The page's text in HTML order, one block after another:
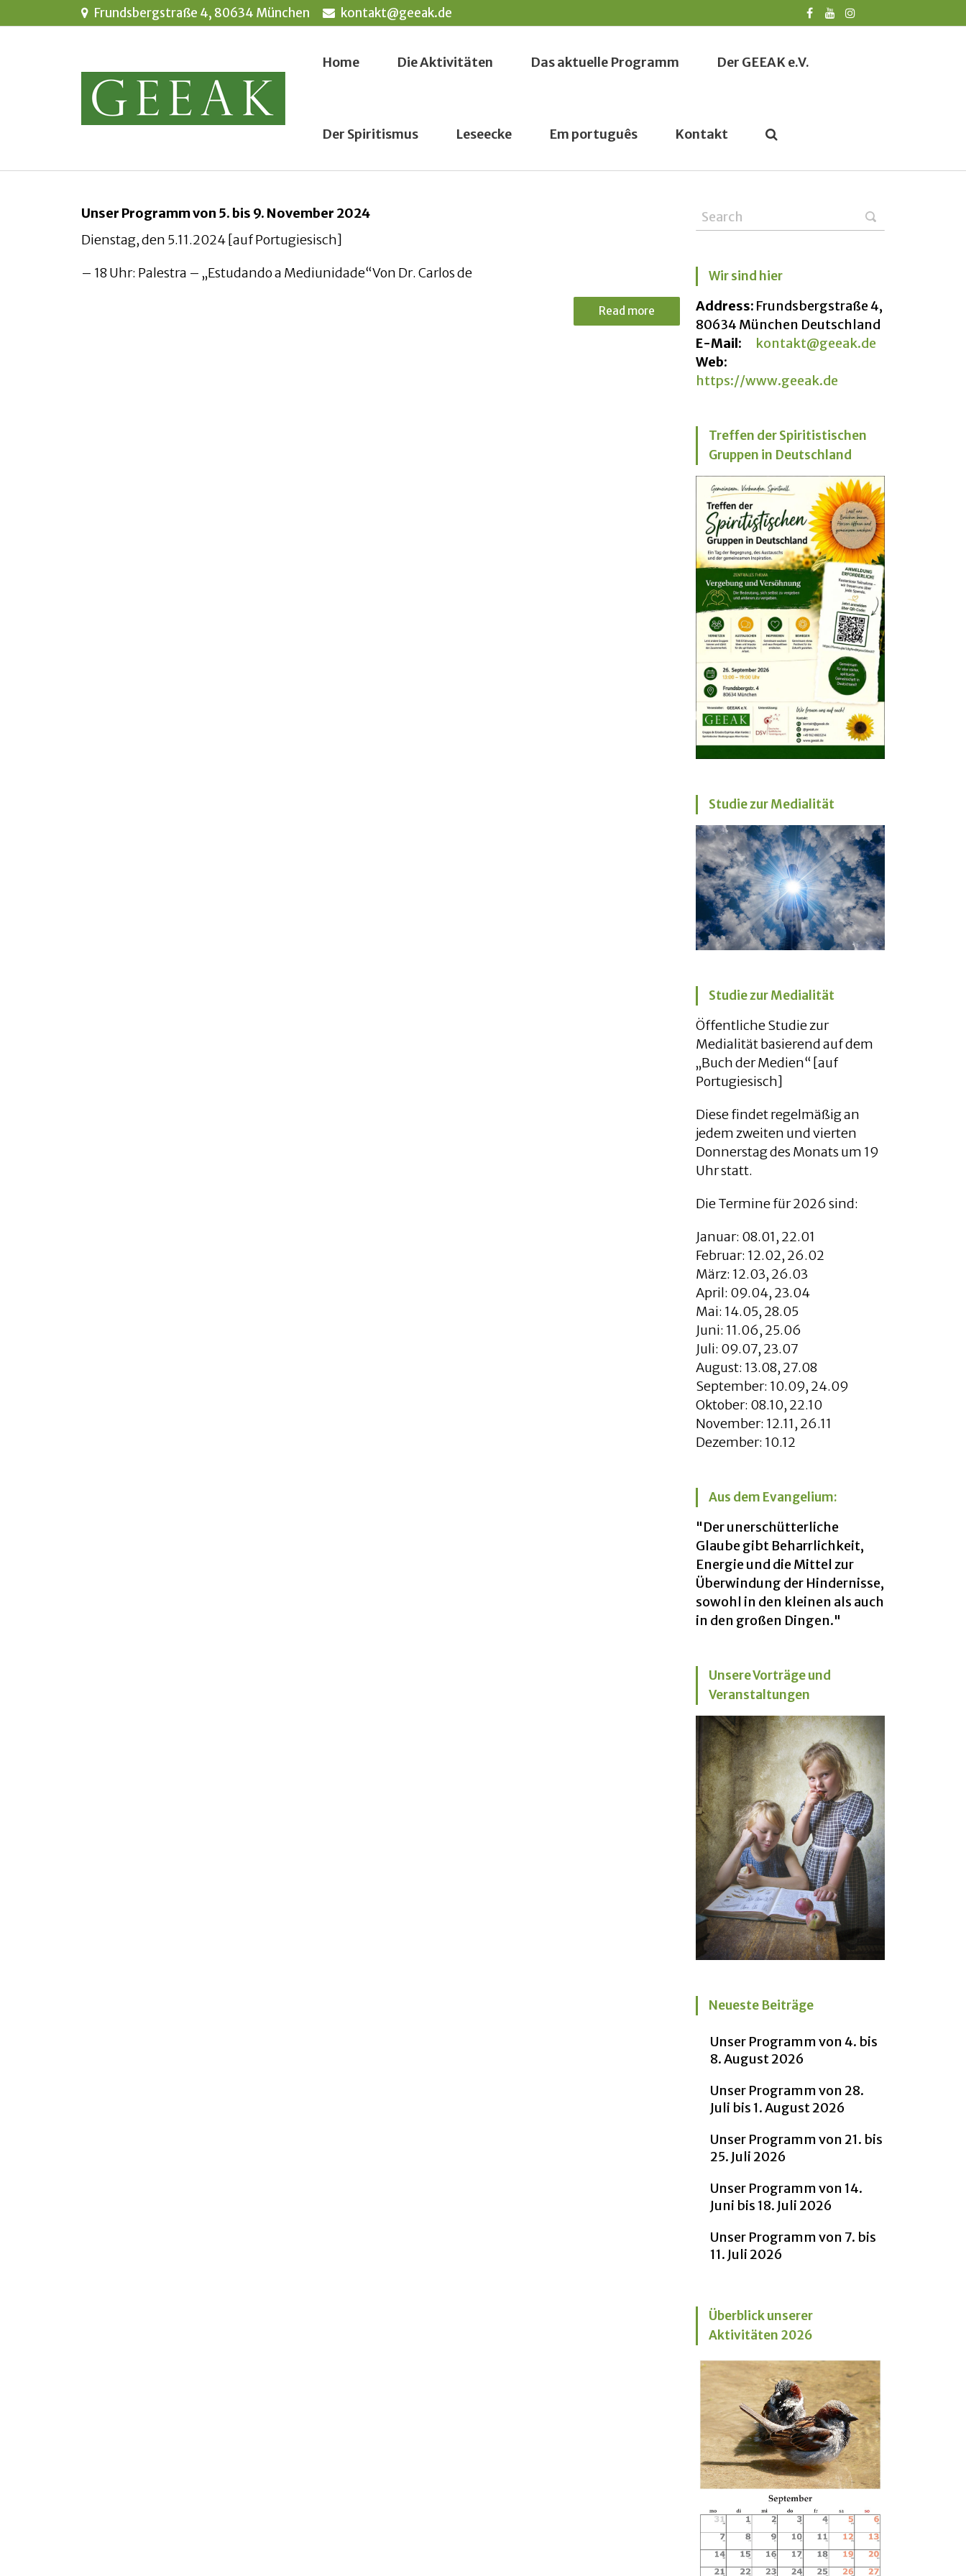
Frundsbergstraße 4, 80634 München kontakt@geeak.de
Home Die Aktivitäten Das aktuelle Programm Der GEEAK e.V.
Der Spiritismus Leseecke Em português Kontakt
Unser Programm von 5. bis 9. November 2024
Dienstag, den 5.11.2024 [auf Portugiesisch]
– 18 Uhr: Palestra – „Estudando a Mediunidade“Von Dr. Carlos de
Read more
Wir sind hier
Address: Frundsbergstraße 4,
80634 München Deutschland
E-Mail:
kontakt@geeak.de
Web:
https://www.geeak.de
Treffen der Spiritistischen
Gruppen in Deutschland
Studie zur Medialität
Studie zur Medialität
Öffentliche Studie zur
Medialität basierend auf dem
„Buch der Medien“ [auf
Portugiesisch]
Diese findet regelmäßig an
jedem zweiten und vierten
Donnerstag des Monats um 19
Uhr statt.
Die Termine für 2026 sind:
Januar: 08.01, 22.01
Februar: 12.02, 26.02
März: 12.03, 26.03
April: 09.04, 23.04
Mai: 14.05, 28.05
Juni: 11.06, 25.06
Juli: 09.07, 23.07
August: 13.08, 27.08
September: 10.09, 24.09
Oktober: 08.10, 22.10
November: 12.11, 26.11
Dezember: 10.12
Aus dem Evangelium:
"Der unerschütterliche
Glaube gibt Beharrlichkeit,
Energie und die Mittel zur
Überwindung der Hindernisse,
sowohl in den kleinen als auch
in den großen Dingen."
Unsere Vorträge und
Veranstaltungen
Neueste Beiträge
Unser Programm von 4. bis
8. August 2026
Unser Programm von 28.
Juli bis 1. August 2026
Unser Programm von 21. bis
25. Juli 2026
Unser Programm von 14.
Juni bis 18. Juli 2026
Unser Programm von 7. bis
11. Juli 2026
Überblick unserer
Aktivitäten 2026